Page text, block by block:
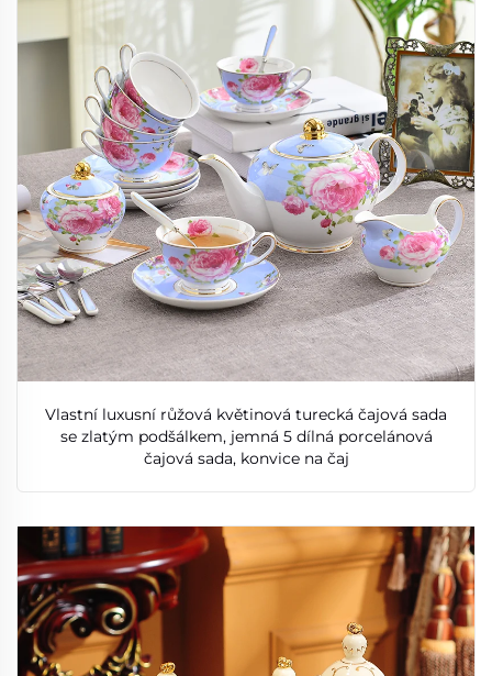
Vlastní luxusní růžová květinová turecká čajová sada
se zlatým podšálkem, jemná 5 dílná porcelánová
čajová sada, konvice na čaj